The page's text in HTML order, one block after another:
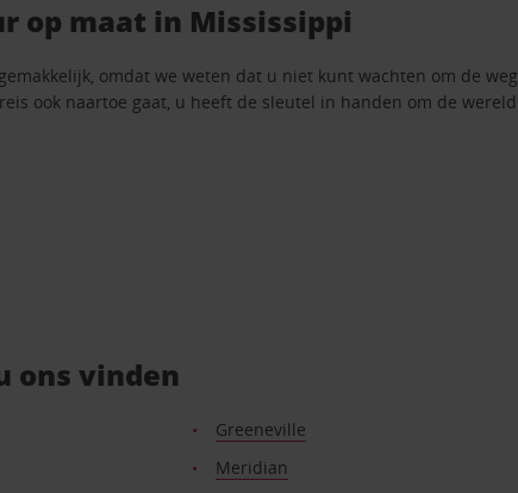
op maat in Mississippi
omdat we weten dat u niet kunt wachten om de weg
ook naartoe gaat, u heeft de sleutel in handen om de wereld
ons vinden
Greeneville
Meridian